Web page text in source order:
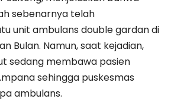
sebenarnya telah
unit ambulans double gardan di
Bulan. Namun, saat kejadian,
sedang membawa pasien
sehingga puskesmas
ambulans.